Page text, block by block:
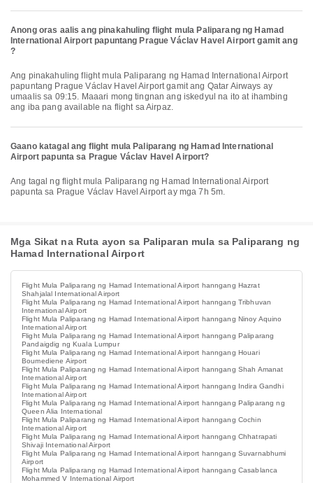
Anong oras aalis ang pinakahuling flight mula Paliparang ng Hamad
International Airport papuntang Prague Václav Havel Airport gamit ang
?
Ang pinakahuling flight mula Paliparang ng Hamad International Airport
papuntang Prague Václav Havel Airport gamit ang Qatar Airways ay
umaalis sa 09:15. Maaari mong tingnan ang iskedyul na ito at ihambing
ang iba pang available na flight sa Airpaz.
Gaano katagal ang flight mula Paliparang ng Hamad International
Airport papunta sa Prague Václav Havel Airport?
Ang tagal ng flight mula Paliparang ng Hamad International Airport
papunta sa Prague Václav Havel Airport ay mga 7h 5m.
Mga Sikat na Ruta ayon sa Paliparan mula sa Paliparang ng
Hamad International Airport
Flight Mula Paliparang ng Hamad International Airport hanngang Hazrat
Shahjalal International Airport
Flight Mula Paliparang ng Hamad International Airport hanngang Tribhuvan
International Airport
Flight Mula Paliparang ng Hamad International Airport hanngang Ninoy Aquino
International Airport
Flight Mula Paliparang ng Hamad International Airport hanngang Paliparang
Pandaigdig ng Kuala Lumpur
Flight Mula Paliparang ng Hamad International Airport hanngang Houari
Boumediene Airport
Flight Mula Paliparang ng Hamad International Airport hanngang Shah Amanat
International Airport
Flight Mula Paliparang ng Hamad International Airport hanngang Indira Gandhi
International Airport
Flight Mula Paliparang ng Hamad International Airport hanngang Paliparang ng
Queen Alia International
Flight Mula Paliparang ng Hamad International Airport hanngang Cochin
International Airport
Flight Mula Paliparang ng Hamad International Airport hanngang Chhatrapati
Shivaji International Airport
Flight Mula Paliparang ng Hamad International Airport hanngang Suvarnabhumi
Airport
Flight Mula Paliparang ng Hamad International Airport hanngang Casablanca
Mohammed V International Airport